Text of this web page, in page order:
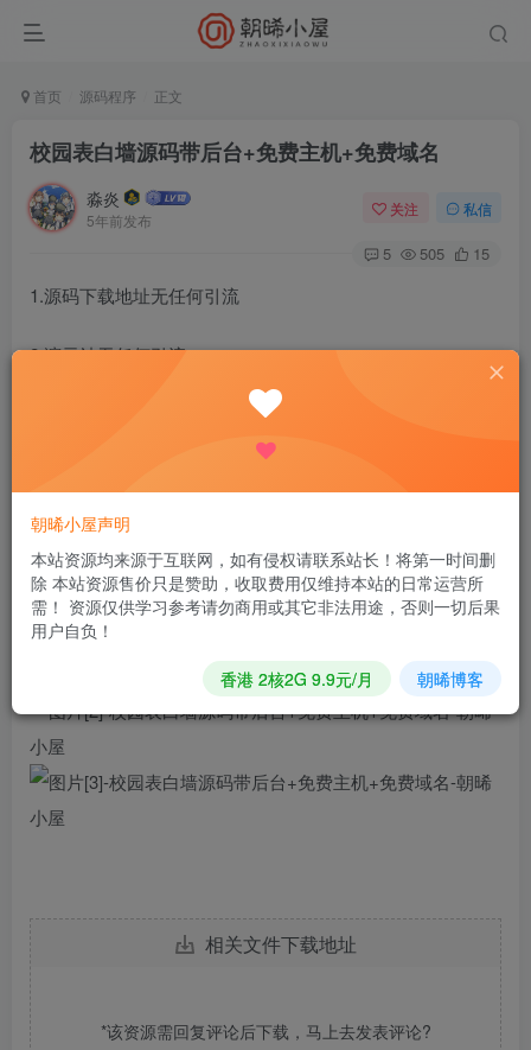
首页 源码程序 正文
校园表白墙源码带后台+免费主机+免费域名
淼炎
5年前发布
关注 私信
5 505 15
1.源码下载地址无任何引流
2.演示站无任何引流
3.免费主机官方推荐：http://xue.zxiyun.com
6.如果你喜欢，麻烦点个赞谢谢了！
相关文件下载地址
*该资源需回复评论后下载，马上去发表评论?
朝晞小屋声明
本站资源均来源于互联网，如有侵权请联系站长！将第一时间删
除 本站资源售价只是赞助，收取费用仅维持本站的日常运营所
需！ 资源仅供学习参考请勿商用或其它非法用途，否则一切后果
用户自负！
香港 2核2G 9.9元/月 朝晞博客